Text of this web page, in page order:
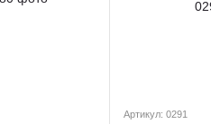
Артикул: 0291